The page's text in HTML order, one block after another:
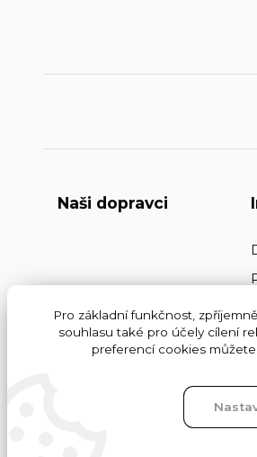
Naši dopravci
Pro základní funkčnost,
souhlasu také pro účely cílení
preferencí cookies